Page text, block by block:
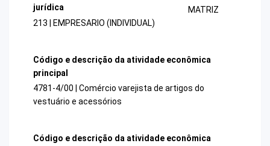
jurídica
213 | EMPRESARIO (INDIVIDUAL)
MATRIZ
Código e descrição da atividade econômica
principal
4781-4/00 | Comércio varejista de artigos do
vestuário e acessórios
Código e descrição da atividade econômica